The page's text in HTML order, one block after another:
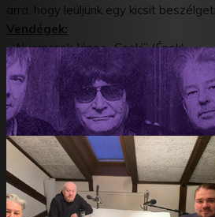
arra, hogy leüljünk egy kicsit
Vendégek:
– Nyemcsok János „Csoki” (Ének)
– Köves Miklós „Pinyó” (Dob)
Jegyek az Arénakoncertre:
https://broadwayticket.jegy.hu/
140203/884926
Az Arénakoncert eseménye:
https://www.facebook.com/events/
Piramis a Facebookon: